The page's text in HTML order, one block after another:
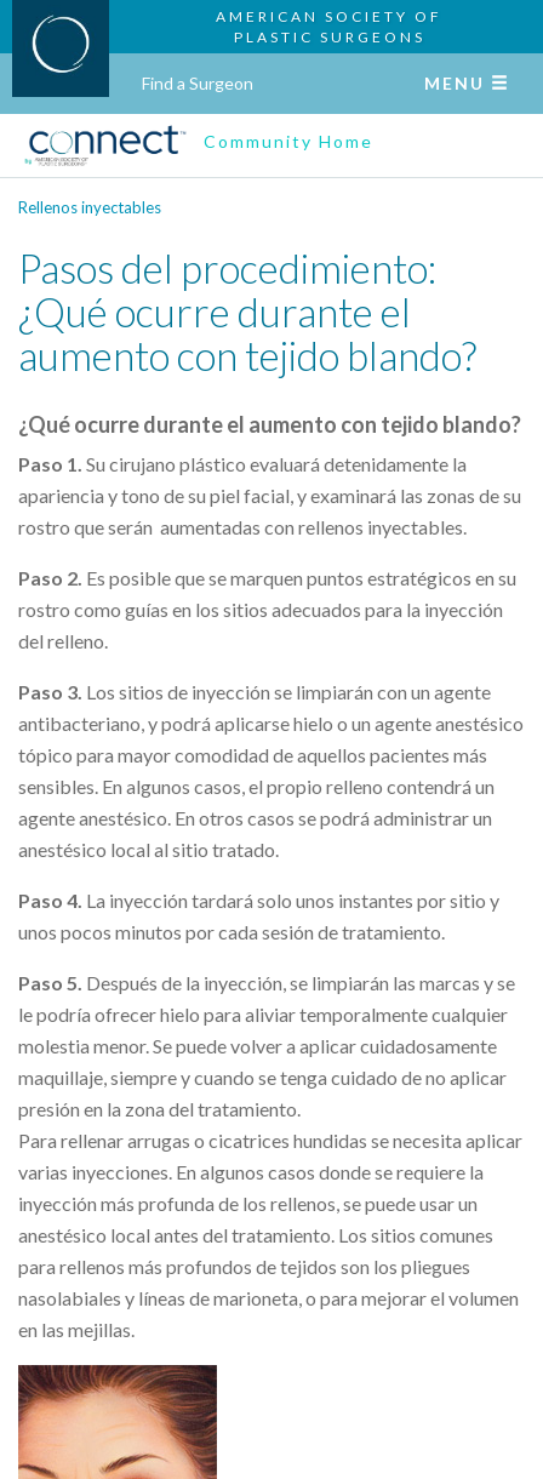
AMERICAN SOCIETY OF
PLASTIC SURGEONS
Find a Surgeon MENU
Community Home
Rellenos inyectables
Pasos del procedimiento:
¿Qué ocurre durante el
aumento con tejido blando?
¿Qué ocurre durante el aumento con tejido blando?
Paso 1. Su cirujano plástico evaluará detenidamente la
apariencia y tono de su piel facial, y examinará las zonas de su
rostro que serán aumentadas con rellenos inyectables.
Paso 2. Es posible que se marquen puntos estratégicos en su
rostro como guías en los sitios adecuados para la inyección
del relleno.
Paso 3. Los sitios de inyección se limpiarán con un agente
antibacteriano, y podrá aplicarse hielo o un agente anestésico
tópico para mayor comodidad de aquellos pacientes más
sensibles. En algunos casos, el propio relleno contendrá un
agente anestésico. En otros casos se podrá administrar un
anestésico local al sitio tratado.
Paso 4. La inyección tardará solo unos instantes por sitio y
unos pocos minutos por cada sesión de tratamiento.
Paso 5. Después de la inyección, se limpiarán las marcas y se
le podría ofrecer hielo para aliviar temporalmente cualquier
molestia menor. Se puede volver a aplicar cuidadosamente
maquillaje, siempre y cuando se tenga cuidado de no aplicar
presión en la zona del tratamiento.
Para rellenar arrugas o cicatrices hundidas se necesita aplicar
varias inyecciones. En algunos casos donde se requiere la
inyección más profunda de los rellenos, se puede usar un
anestésico local antes del tratamiento. Los sitios comunes
para rellenos más profundos de tejidos son los pliegues
nasolabiales y líneas de marioneta, o para mejorar el volumen
en las mejillas.